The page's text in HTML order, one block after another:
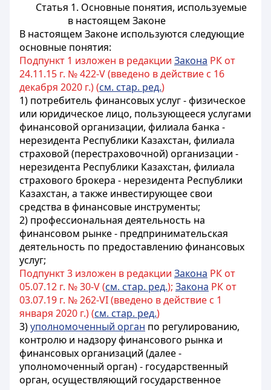
Статья 1. Основные понятия, используемые
в настоящем Законе
В настоящем Законе используются следующие
основные понятия:
Подпункт 1 изложен в редакции Закона РК от
24.11.15 г. № 422-V (введено в действие с 16
декабря 2020 г.) (см. стар. ред.)
1) потребитель финансовых услуг - физическое
или юридическое лицо, пользующееся услугами
финансовой организации, филиала банка -
нерезидента Республики Казахстан, филиала
страховой (перестраховочной) организации -
нерезидента Республики Казахстан, филиала
страхового брокера - нерезидента Республики
Казахстан, а также инвестирующее свои
средства в финансовые инструменты;
2) профессиональная деятельность на
финансовом рынке - предпринимательская
деятельность по предоставлениюфинансовых
услуг;
Подпункт 3 изложен в редакции Закона РК от
05.07.12 г. № 30-V (см. стар. ред.); Закона РК от
03.07.19 г. № 262-VI (введено в действие с 1
января 2020 г.) (см. стар. ред.)
3)уполномоченный орган по регулированию,
контролю и надзору финансового рынка и
финансовых организаций (далее -
уполномоченный орган) - государственный
орган, осуществляющий государственное